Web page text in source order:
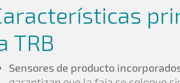
TRB
Sensores de producto